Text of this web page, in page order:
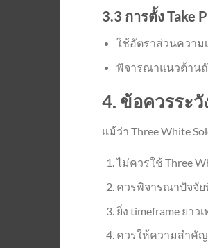
3.3 การตั้ง Take
ใช้อัตราส่วนความ
พิจารณาแนวต้านถั
4. ข้อควรระ
แม้ว่า Three White
ไม่ควรใช้ Three
ควรพิจารณาปัจจั
ยิ่ง timeframe ยา
ควรให้ความสำคัญ